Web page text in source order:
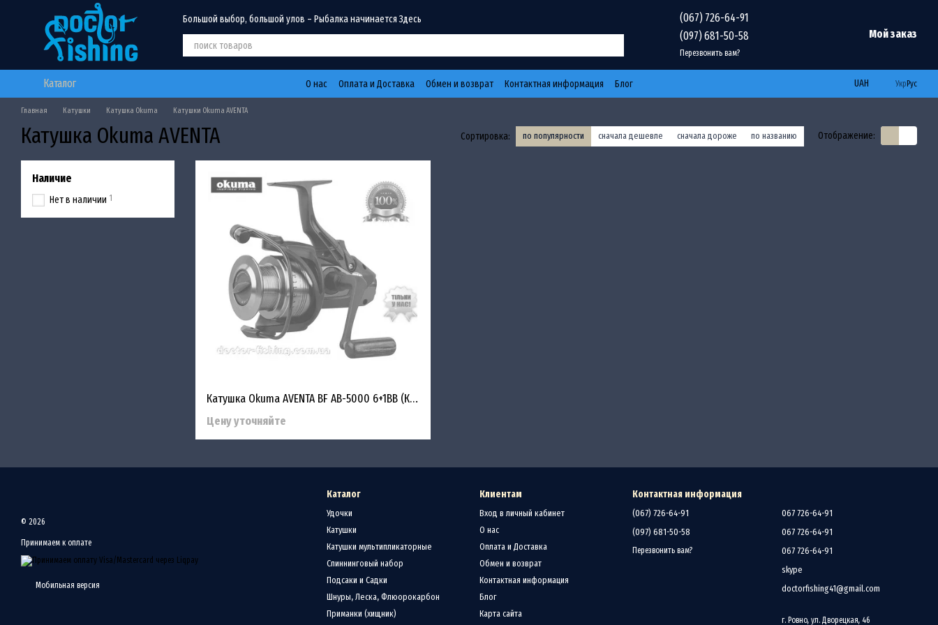
Перейти к основному контенту
Большой выбор, большой улов – Рыбалка начинается Здесь
(067) 726-64-91
(097) 681-50-58
Перезвонить вам?
Мой заказ
Каталог О нас Оплата и Доставка Обмен и возврат Контактная информация Блог UAH Укр Рус
Главная Катушки Катушка Okuma Катушки Okuma AVENTA
Катушка Okuma AVENTA Сортировка: по популярности сначала дешевле сначала дороже по названию Отображение:
Катушка Okuma AVENTA BF AB-5000 6+1BB (Карповая катушка)
Цену уточняйте
Наличие
Нет в наличии 1
© 2026
Принимаем к оплате
Мобильная версия
Каталог
Удочки
Катушки
Катушки мультипликаторные
Спиннинговый набор
Подсаки и Садки
Шнуры, Леска, Флюорокарбон
Приманки (хищник)
Клиентам
Вход в личный кабинет
О нас
Оплата и Доставка
Обмен и возврат
Контактная информация
Блог
Карта сайта
Контактная информация
(067) 726-64-91
(097) 681-50-58
Перезвонить вам?
067 726-64-91
067 726-64-91
067 726-64-91
skype
doctorfishing41@gmail.com
г. Ровно, ул. Дворецкая, 46